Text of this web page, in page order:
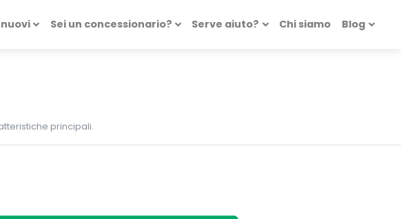
Sei un concessionario? Serve aiuto? Chi siamo Blog
principali.